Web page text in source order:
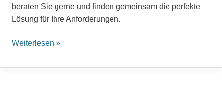
beraten Sie gerne und finden gemeinsam die perfekte
Lösung für Ihre Anforderungen.
Weiterlesen »